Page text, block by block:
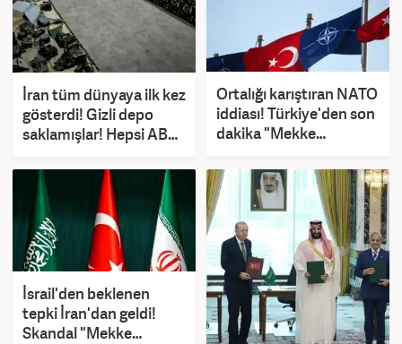
İran tüm dünyaya ilk kez
gösterdi! Gizli depo
saklamışlar! Hepsi ABD
Ortalığı karıştıran NATO
iddiası! Türkiye'den son
dakika "Mekke
İsrail'den beklenen
tepki İran'dan geldi!
Skandal "Mekke